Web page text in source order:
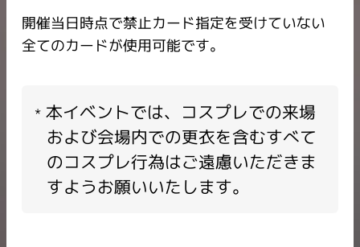
開催当日時点で禁止カード指定を受けていない
全てのカードが使用可能です。
本イベントでは、コスプレでの来場
および会場内での更衣を含むすべて
のコスプレ行為はご遠慮いただきま
すようお願いいたします。